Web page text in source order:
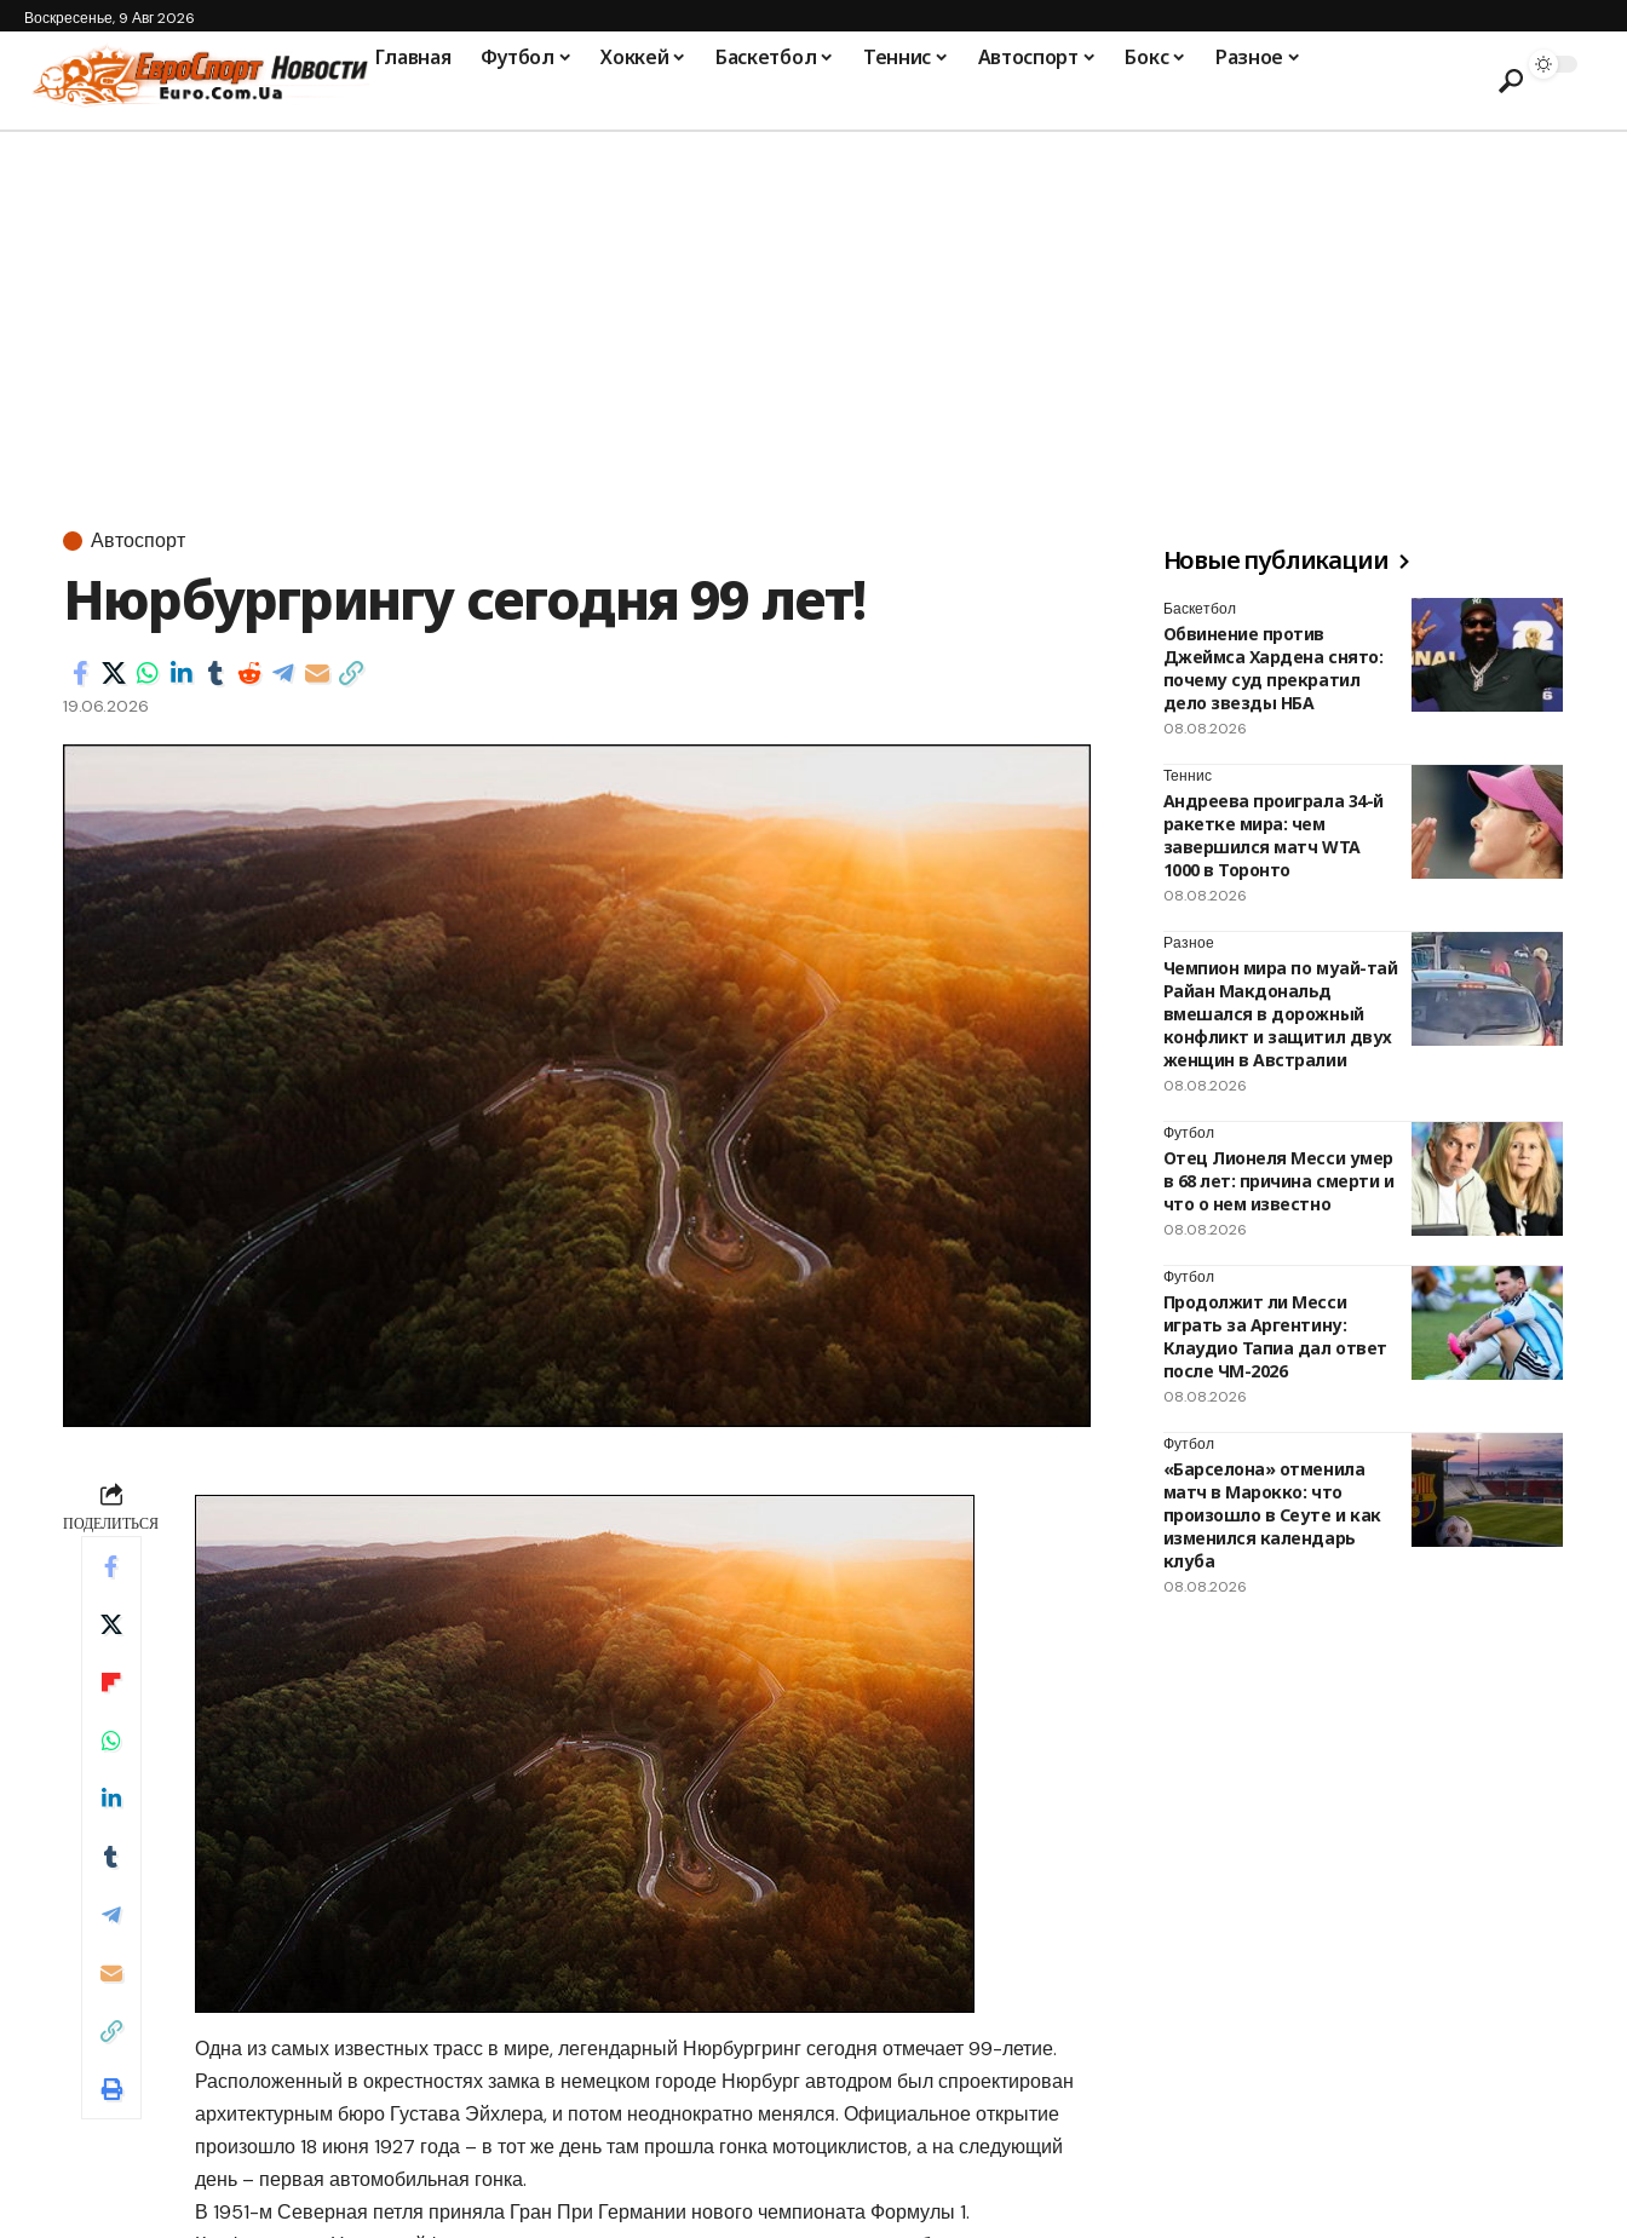
Воскресенье, 9 Авг 2026
Главная Футбол Хоккей Баскетбол Теннис Автоспорт Бокс Разное
Автоспорт
Нюрбургрингу сегодня 99 лет!
19.06.2026
ПОДЕЛИТЬСЯ
Одна из самых известных трасс в мире, легендарный Нюрбургринг сегодня отмечает 99-летие.
Расположенный в окрестностях замка в немецком городе Нюрбург автодром был спроектирован
архитектурным бюро Густава Эйхлера, и потом неоднократно менялся. Официальное открытие
произошло 18 июня 1927 года – в тот же день там прошла гонка мотоциклистов, а на следующий
день – первая автомобильная гонка.
В 1951-м Северная петля приняла Гран При Германии нового чемпионата Формулы 1.
Новые публикации
Баскетбол
Обвинение против
Джеймса Хардена снято:
почему суд прекратил
дело звезды НБА
08.08.2026
Теннис
Андреева проиграла 34-й
ракетке мира: чем
завершился матч WTA
1000 в Торонто
08.08.2026
Разное
Чемпион мира по муай-тай
Райан Макдональд
вмешался в дорожный
конфликт и защитил двух
женщин в Австралии
08.08.2026
Футбол
Отец Лионеля Месси умер
в 68 лет: причина смерти и
что о нем известно
08.08.2026
Футбол
Продолжит ли Месси
играть за Аргентину:
Клаудио Тапиа дал ответ
после ЧМ-2026
08.08.2026
Футбол
«Барселона» отменила
матч в Марокко: что
произошло в Сеуте и как
изменился календарь
клуба
08.08.2026